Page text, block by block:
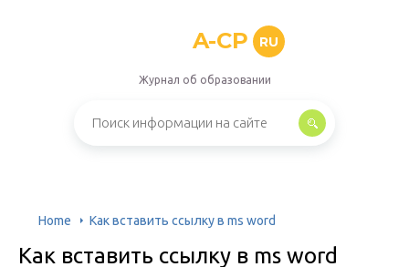
A-CP RU
Журнал об образовании
Home Как вставить ссылку в ms word
Как вставить ссылку в ms word